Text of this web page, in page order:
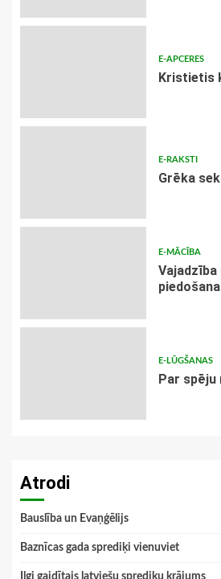
E-APCERES
Kristietis
E-RAKSTI
Grēka
E-MĀCĪBA
E-LŪGŠANAS
Par spēju
Atrodi
Bauslība un Evaņģēlijs
Baznīcas gada sprediķi vienuviet
Ilgi gaidītais latviešu sprediķu krājums